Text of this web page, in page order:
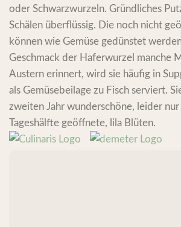
oder Schwarzwurzeln. Gründliches
Schälen überflüssig. Die noch nicht
können wie Gemüse gedünstet
Geschmack der Haferwurzel manche
Austern erinnert, wird sie häufig in
als Gemüsebeilage zu Fisch serviert.
zweiten Jahr wunderschöne, leider
Tageshälfte geöffnete, lila Blüten.